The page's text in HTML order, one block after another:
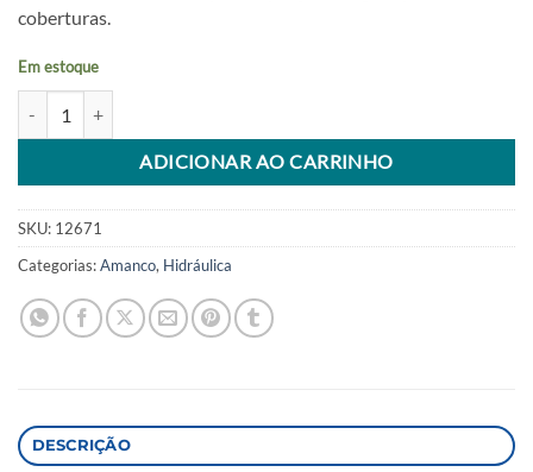
coberturas.
Em estoque
ADICIONAR AO CARRINHO
Alternative:
SKU: 12671
Categorias:Amanco, Hidráulica
DESCRIÇÃO